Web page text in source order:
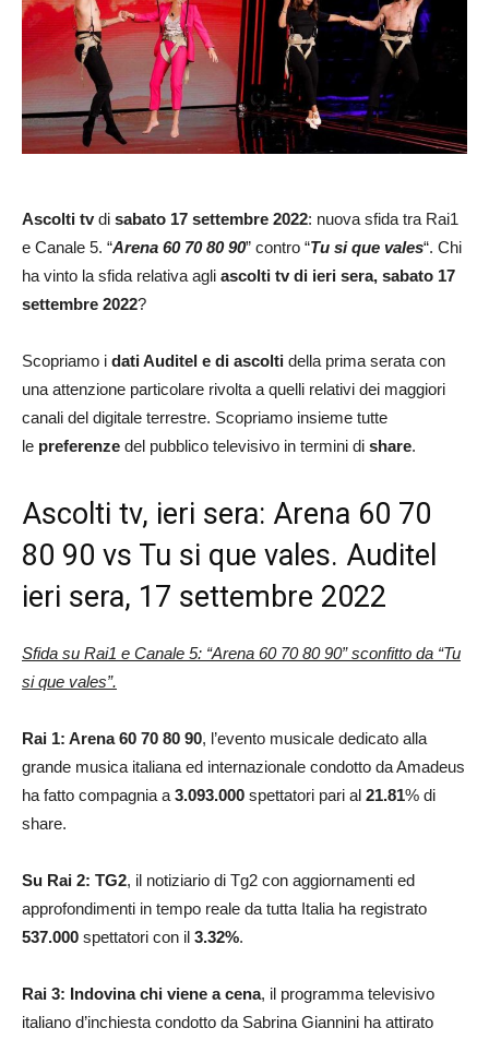
Ascolti tvdi sabato 17 settembre 2022: nuova sfida tra Rai1
e Canale 5. “Arena 60 70 80 90” contro “Tu si que vales“. Chi
ha vinto la sfida relativa agli ascolti tv di ieri sera, sabato 17
settembre 2022?
Scopriamo i dati Auditel e di ascolti della prima serata con
una attenzione particolare rivolta a quelli relativi dei maggiori
canali del digitale terrestre. Scopriamo insieme tutte
le preferenze del pubblico televisivo in termini di share.
Ascolti tv, ieri sera: Arena 60 70
80 90 vs Tu si que vales. Auditel
ieri sera, 17 settembre 2022
Sfida su Rai1 e Canale 5: “Arena 60 70 80 90” sconfitto da “Tu
si que vales”.
Rai 1: Arena 60 70 80 90, l’evento musicale dedicato alla
grande musica italiana ed internazionale condotto da Amadeus
ha fatto compagnia a 3.093.000 spettatori pari al 21.81% di
share.
Su Rai 2: TG2, il notiziario di Tg2 con aggiornamenti ed
approfondimenti in tempo reale da tutta Italia ha registrato
537.000 spettatori con il 3.32%.
Rai 3: Indovina chi viene a cena, il programma televisivo
italiano d’inchiesta condotto da Sabrina Giannini ha attirato